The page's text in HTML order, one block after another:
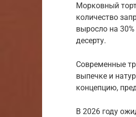
Морковный
количество
выросло на
десерту.
Современные
выпечке и
концепцию,
В 2026 году